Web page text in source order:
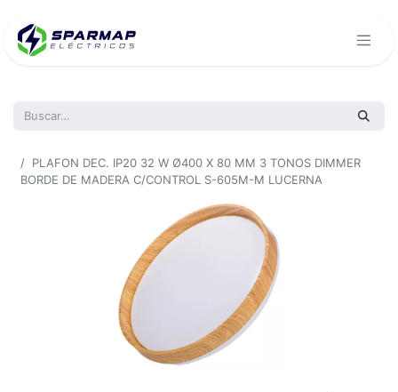
PLAFON DEC. IP20 32 W Ø400 X 80 MM 3 TONOS DIMMER
BORDE DE MADERA C/CONTROL S-605M-M LUCERNA